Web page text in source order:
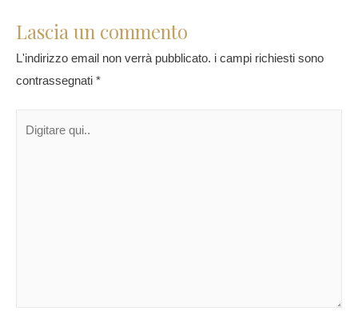
Lascia un commento
L'indirizzo email non verrà pubblicato. i campi richiesti sono
contrassegnati *